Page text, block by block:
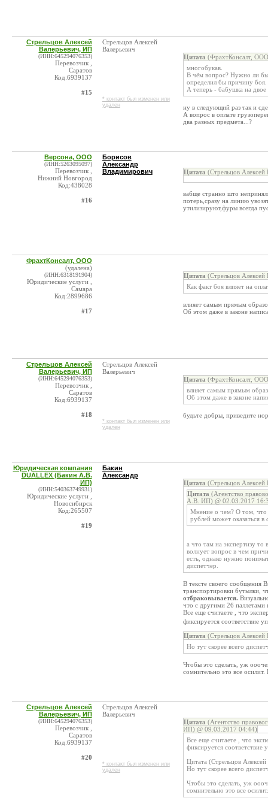
Стрельцов Алексей
Валерьевич, ИП
(ИНН:645294076353)
Перевозчик ,
Саратов
Код:6939137
#15
Стрельцов Алексей
Валерьевич
* контакт был изменен или
удален
Цитата (ФрахтКонсалт,
многобукав.
В чём вопрос? Нужно ли
определил бы причину боя.
А теперь - бабушка на двое
ну в следующий раз так и
А вопрос в оплате
два разных предмета...?
Версона, ООО
(ИНН:5263095097)
Перевозчик ,
Нижний Новгород
Код:438028
#16
Борисов
Александр
Владимирович
Цитата (Стрельцов
вабще странно што
потерь,сразу на линию
утилизируют,фуры всегда
ФрахтКонсалт, ООО
(удалена)
(ИНН:6318191904)
Юридические услуги ,
Самара
Код:2899686
#17
Цитата (Стрельцов
Как факт боя влияет на
влияет самым прямым
Об этом даже в законе
Стрельцов Алексей
Валерьевич, ИП
(ИНН:645294076353)
Перевозчик ,
Саратов
Код:6939137
#18
Стрельцов Алексей
Валерьевич
* контакт был изменен или
удален
Цитата (ФрахтКонсалт,
влияет самым прямым
Об этом даже в законе
будьте добры, приведите
Юридическая компания
DUALLEX (Бакин А.В.
ИП)
(ИНН:540363749931)
Юридические услуги ,
Новосибирск
Код:265507
#19
Бакин
Александр
Цитата (Стрельцов
Цитата (Агентство
А.В. ИП) @ 02.03.2017
Мнение о чем? О том, что
рублей может оказаться
а что там на экспертизу
волнует вопрос в чем
есть, однако нужно
диспетчер.
В тексте своего сообщения
транспортировки бутылки,
отбраковывается.
что с другими 26 паллетами
Все еще считаете , что
фиксируется соответствие
Цитата (Стрельцов
Но тут скорее всего
Чтобы это сделать, уж
сомнительно это все
Стрельцов Алексей
Валерьевич, ИП
(ИНН:645294076353)
Перевозчик ,
Саратов
Код:6939137
#20
Стрельцов Алексей
Валерьевич
* контакт был изменен или
удален
Цитата (Агентство
ИП) @ 09.03.2017 04:44)
Все еще считаете , что
фиксируется соответствие
Цитата (Стрельцов
Но тут скорее всего
Чтобы это сделать, уж
сомнительно это все